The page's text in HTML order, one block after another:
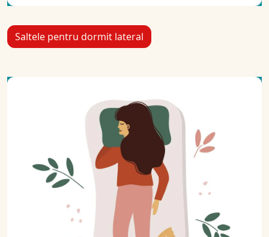
Saltele pentru dormit lateral